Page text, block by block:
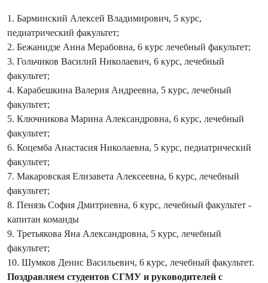
1. Барминский Алексей Владимирович, 5 курс,
педиатрический факультет;
2. Бежанидзе Анна Мерабовна, 6 курс лечебный факультет;
3. Гольчиков Василий Николаевич, 6 курс, лечебный
факультет;
4. Карабешкина Валерия Андреевна, 5 курс, лечебный
факультет;
5. Ключникова Марина Александровна, 6 курс, лечебный
факультет;
6. Коцемба Анастасия Николаевна, 5 курс, педиатрический
факультет;
7. Макаровская Елизавета Алексеевна, 6 курс, лечебный
факультет;
8. Пенязь София Дмитриевна, 6 курс, лечебный факультет -
капитан команды
9. Третьякова Яна Александровна, 5 курс, лечебный
факультет;
10. Шумков Денис Васильевич, 6 курс, лечебный факультет.
Поздравляем студентов СГМУ и руководителей с